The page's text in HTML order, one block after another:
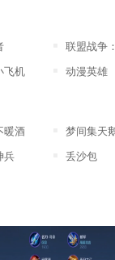
联盟战争：部落冲
飞机 动漫英雄
暖酒 梦间集天鹅座九游
兵 丢沙包